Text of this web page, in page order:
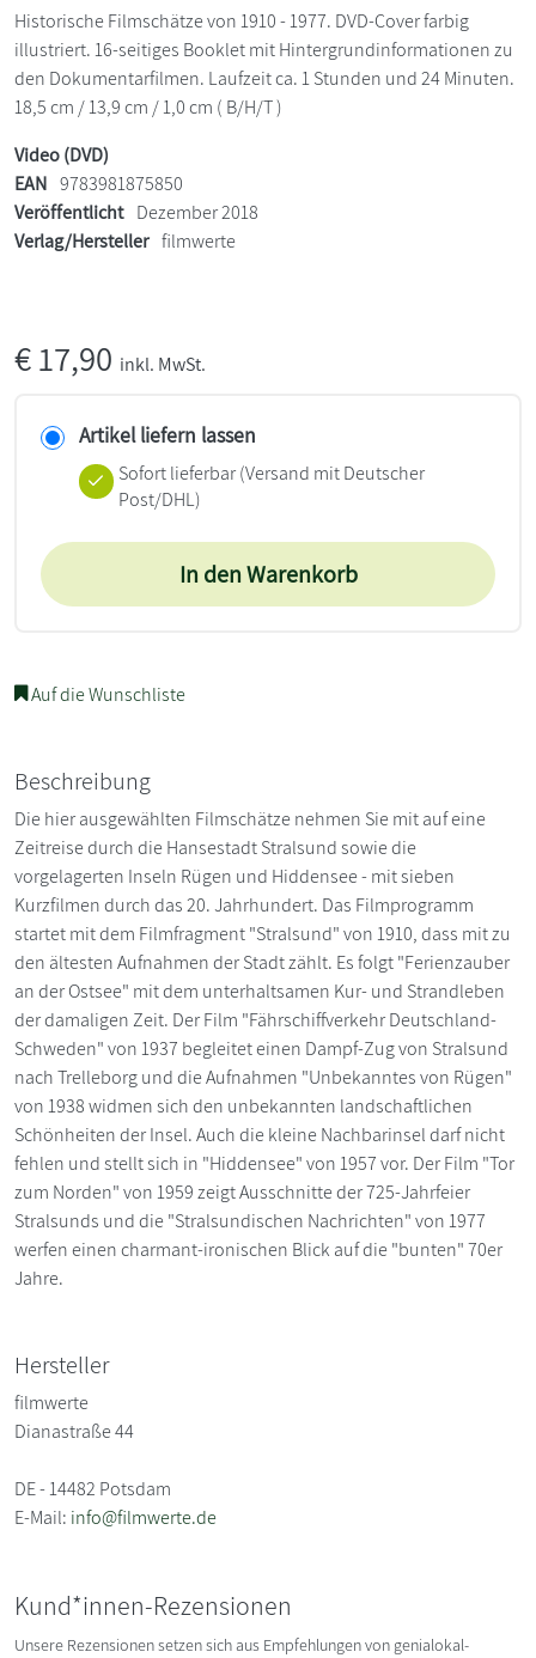
Historische Filmschätze von 1910 - 1977. DVD-Cover farbig
illustriert. 16-seitiges Booklet mit Hintergrundinformationen zu
den Dokumentarfilmen. Laufzeit ca. 1 Stunden und 24 Minuten.
18,5 cm / 13,9 cm / 1,0 cm ( B/H/T )
Video (DVD)
EAN 9783981875850
Veröffentlicht Dezember 2018
Verlag/Hersteller filmwerte
€17,90 inkl. MwSt.
Artikel liefern lassen
Sofort lieferbar(Versand mit Deutscher
Post/DHL)
In den Warenkorb
Auf die Wunschliste
Beschreibung
Die hier ausgewählten Filmschätze nehmen Sie mit auf eine
Zeitreise durch die Hansestadt Stralsund sowie die
vorgelagerten Inseln Rügen und Hiddensee - mit sieben
Kurzfilmen durch das 20. Jahrhundert. Das Filmprogramm
startet mit dem Filmfragment "Stralsund" von 1910, dass mit zu
den ältesten Aufnahmen der Stadt zählt. Es folgt "Ferienzauber
an der Ostsee" mit dem unterhaltsamen Kur- und Strandleben
der damaligen Zeit. Der Film "Fährschiffverkehr Deutschland-
Schweden" von 1937 begleitet einen Dampf-Zug von Stralsund
nach Trelleborg und die Aufnahmen "Unbekanntes von Rügen"
von 1938 widmen sich den unbekannten landschaftlichen
Schönheiten der Insel. Auch die kleine Nachbarinsel darf nicht
fehlen und stellt sich in "Hiddensee" von 1957 vor. Der Film "Tor
zum Norden" von 1959 zeigt Ausschnitte der 725-Jahrfeier
Stralsunds und die "Stralsundischen Nachrichten" von 1977
werfen einen charmant-ironischen Blick auf die "bunten" 70er
Jahre.
Hersteller
filmwerte
Dianastraße 44
DE - 14482 Potsdam
E-Mail: info@filmwerte.de
Kund*innen-Rezensionen
Unsere Rezensionen setzen sich aus Empfehlungen von genialokal-